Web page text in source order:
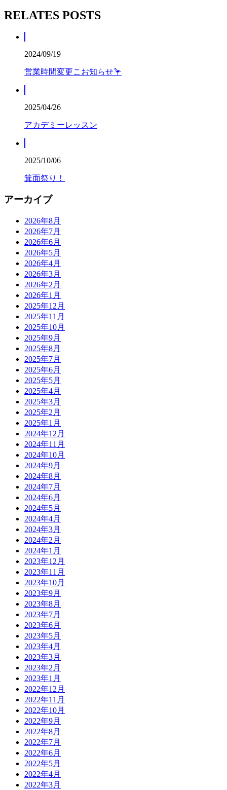
RELATES POSTS
2024/09/19
営業時間変更こお知らせ🦩
2025/04/26
アカデミーレッスン
2025/10/06
箕面祭り！
アーカイブ
2026年8月
2026年7月
2026年6月
2026年5月
2026年4月
2026年3月
2026年2月
2026年1月
2025年12月
2025年11月
2025年10月
2025年9月
2025年8月
2025年7月
2025年6月
2025年5月
2025年4月
2025年3月
2025年2月
2025年1月
2024年12月
2024年11月
2024年10月
2024年9月
2024年8月
2024年7月
2024年6月
2024年5月
2024年4月
2024年3月
2024年2月
2024年1月
2023年12月
2023年11月
2023年10月
2023年9月
2023年8月
2023年7月
2023年6月
2023年5月
2023年4月
2023年3月
2023年2月
2023年1月
2022年12月
2022年11月
2022年10月
2022年9月
2022年8月
2022年7月
2022年6月
2022年5月
2022年4月
2022年3月